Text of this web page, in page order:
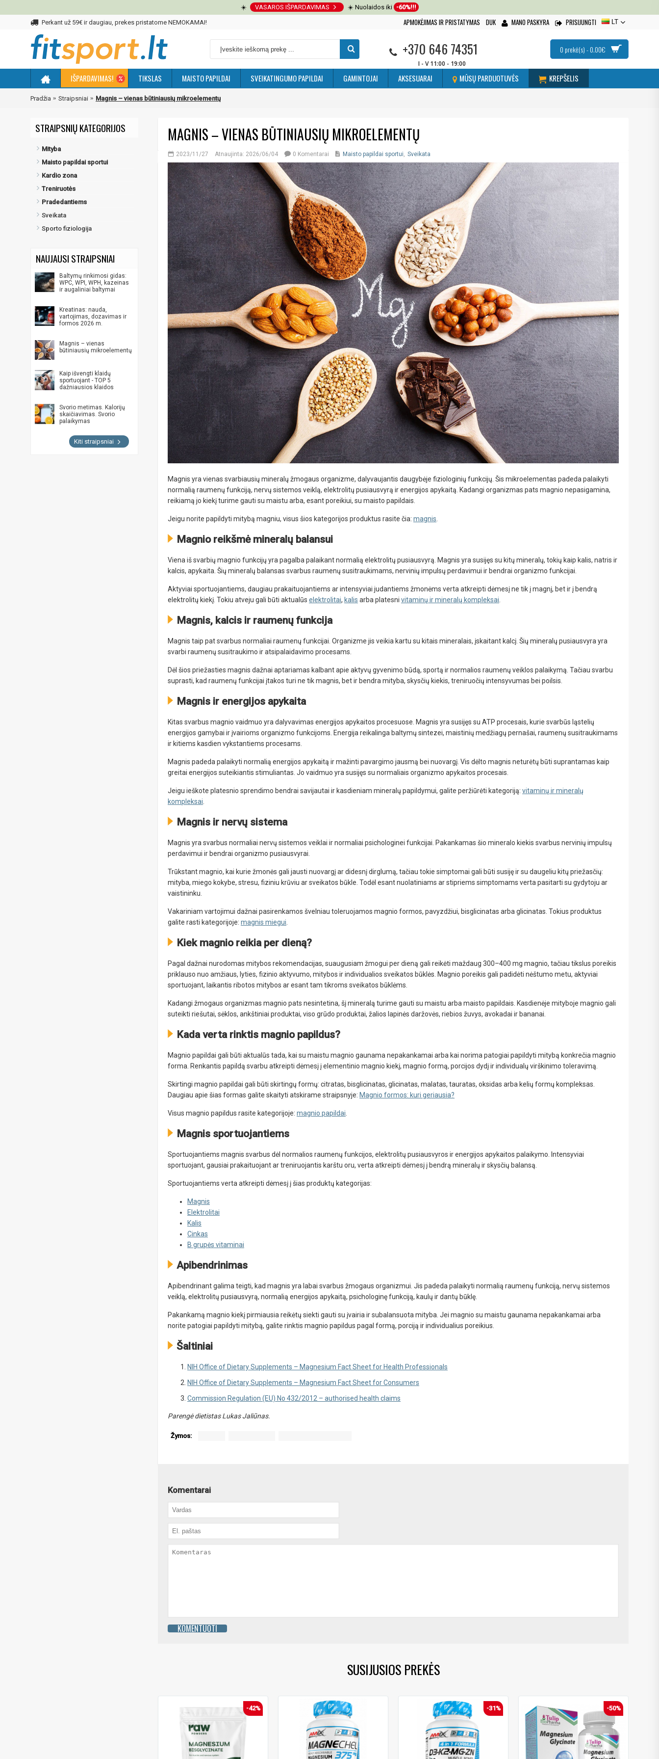
☀️ VASAROS IŠPARDAVIMAS ☀️ Nuolaidos iki -60%!!!
Perkant už 59€ ir daugiau, prekes pristatome NEMOKAMAI! APMOKĖJIMAS IR PRISTATYMAS DUK MANO PASKYRA PRISIJUNGTI LT
+370 646 74351
I - V 11:00 - 19:00
0 prekė(s) - 0.00€
IŠPARDAVIMAS! TIKSLAS MAISTO PAPILDAI SVEIKATINGUMO PAPILDAI GAMINTOJAI AKSESUARAI MŪSŲ PARDUOTUVĖS KREPŠELIS
Pradžia Straipsniai Magnis – vienas būtiniausių mikroelementų
STRAIPSNIŲ KATEGORIJOS
Mityba
Maisto papildai sportui
Kardio zona
Treniruotės
Pradedantiems
Sveikata
Sporto fiziologija
NAUJAUSI STRAIPSNIAI
Baltymų rinkimosi gidas:
WPC, WPI, WPH, kazeinas
ir augaliniai baltymai
Kreatinas: nauda,
vartojimas, dozavimas ir
formos 2026 m.
Magnis – vienas
būtiniausių mikroelementų
Kaip išvengti klaidų
sportuojant - TOP 5
dažniausios klaidos
Svorio metimas. Kalorijų
skaičiavimas. Svorio
palaikymas
Kiti straipsniai
MAGNIS – VIENAS BŪTINIAUSIŲ MIKROELEMENTŲ
2023/11/27 Atnaujinta: 2026/06/04 0 Komentarai Maisto papildai sportui, Sveikata
Magnis yra vienas svarbiausių mineralų žmogaus organizme, dalyvaujantis daugybėje fiziologinių funkcijų. Šis mikroelementas padeda palaikyti
normalią raumenų funkciją, nervų sistemos veiklą, elektrolitų pusiausvyrą ir energijos apykaitą. Kadangi organizmas pats magnio nepasigamina,
reikiamą jo kiekį turime gauti su maistu arba, esant poreikiui, su maisto papildais.
Jeigu norite papildyti mitybą magniu, visus šios kategorijos produktus rasite čia: magnis.
Magnio reikšmė mineralų balansui
Viena iš svarbių magnio funkcijų yra pagalba palaikant normalią elektrolitų pusiausvyrą. Magnis yra susijęs su kitų mineralų, tokių kaip kalis, natris ir
kalcis, apykaita. Šių mineralų balansas svarbus raumenų susitraukimams, nervinių impulsų perdavimui ir bendrai organizmo funkcijai.
Aktyviai sportuojantiems, daugiau prakaituojantiems ar intensyviai judantiems žmonėms verta atkreipti dėmesį ne tik į magnį, bet ir į bendrą
elektrolitų kiekį. Tokiu atveju gali būti aktualūs elektrolitai, kalis arba platesni vitaminų ir mineralų kompleksai.
Magnis, kalcis ir raumenų funkcija
Magnis taip pat svarbus normaliai raumenų funkcijai. Organizme jis veikia kartu su kitais mineralais, įskaitant kalcį. Šių mineralų pusiausvyra yra
svarbi raumenų susitraukimo ir atsipalaidavimo procesams.
Dėl šios priežasties magnis dažnai aptariamas kalbant apie aktyvų gyvenimo būdą, sportą ir normalios raumenų veiklos palaikymą. Tačiau svarbu
suprasti, kad raumenų funkcijai įtakos turi ne tik magnis, bet ir bendra mityba, skysčių kiekis, treniruočių intensyvumas bei poilsis.
Magnis ir energijos apykaita
Kitas svarbus magnio vaidmuo yra dalyvavimas energijos apykaitos procesuose. Magnis yra susijęs su ATP procesais, kurie svarbūs ląstelių
energijos gamybai ir įvairioms organizmo funkcijoms. Energija reikalinga baltymų sintezei, maistinių medžiagų pernašai, raumenų susitraukimams
ir kitiems kasdien vykstantiems procesams.
Magnis padeda palaikyti normalią energijos apykaitą ir mažinti pavargimo jausmą bei nuovargį. Vis dėlto magnis neturėtų būti suprantamas kaip
greitai energijos suteikiantis stimuliantas. Jo vaidmuo yra susijęs su normaliais organizmo apykaitos procesais.
Jeigu ieškote platesnio sprendimo bendrai savijautai ir kasdieniam mineralų papildymui, galite peržiūrėti kategoriją: vitaminų ir mineralų
kompleksai.
Magnis ir nervų sistema
Magnis yra svarbus normaliai nervų sistemos veiklai ir normaliai psichologinei funkcijai. Pakankamas šio mineralo kiekis svarbus nervinių impulsų
perdavimui ir bendrai organizmo pusiausvyrai.
Trūkstant magnio, kai kurie žmonės gali jausti nuovargį ar didesnį dirglumą, tačiau tokie simptomai gali būti susiję ir su daugeliu kitų priežasčių:
mityba, miego kokybe, stresu, fiziniu krūviu ar sveikatos būkle. Todėl esant nuolatiniams ar stipriems simptomams verta pasitarti su gydytoju ar
vaistininku.
Vakariniam vartojimui dažnai pasirenkamos švelniau toleruojamos magnio formos, pavyzdžiui, bisglicinatas arba glicinatas. Tokius produktus
galite rasti kategorijoje: magnis miegui.
Kiek magnio reikia per dieną?
Pagal dažnai nurodomas mitybos rekomendacijas, suaugusiam žmogui per dieną gali reikėti maždaug 300–400 mg magnio, tačiau tikslus poreikis
priklauso nuo amžiaus, lyties, fizinio aktyvumo, mitybos ir individualios sveikatos būklės. Magnio poreikis gali padidėti nėštumo metu, aktyviai
sportuojant, laikantis ribotos mitybos ar esant tam tikroms sveikatos būklėms.
Kadangi žmogaus organizmas magnio pats nesintetina, šį mineralą turime gauti su maistu arba maisto papildais. Kasdienėje mityboje magnio gali
suteikti riešutai, sėklos, ankštiniai produktai, viso grūdo produktai, žalios lapinės daržovės, riebios žuvys, avokadai ir bananai.
Kada verta rinktis magnio papildus?
Magnio papildai gali būti aktualūs tada, kai su maistu magnio gaunama nepakankamai arba kai norima patogiai papildyti mitybą konkrečia magnio
forma. Renkantis papildą svarbu atkreipti dėmesį į elementinio magnio kiekį, magnio formą, porcijos dydį ir individualų virškinimo toleravimą.
Skirtingi magnio papildai gali būti skirtingų formų: citratas, bisglicinatas, glicinatas, malatas, tauratas, oksidas arba kelių formų kompleksas.
Daugiau apie šias formas galite skaityti atskirame straipsnyje: Magnio formos: kuri geriausia?
Visus magnio papildus rasite kategorijoje: magnio papildai.
Magnis sportuojantiems
Sportuojantiems magnis svarbus dėl normalios raumenų funkcijos, elektrolitų pusiausvyros ir energijos apykaitos palaikymo. Intensyviai
sportuojant, gausiai prakaituojant ar treniruojantis karštu oru, verta atkreipti dėmesį į bendrą mineralų ir skysčių balansą.
Sportuojantiems verta atkreipti dėmesį į šias produktų kategorijas:
Magnis
Elektrolitai
Kalis
Cinkas
B grupės vitaminai
Apibendrinimas
Apibendrinant galima teigti, kad magnis yra labai svarbus žmogaus organizmui. Jis padeda palaikyti normalią raumenų funkciją, nervų sistemos
veiklą, elektrolitų pusiausvyrą, normalią energijos apykaitą, psichologinę funkciją, kaulų ir dantų būklę.
Pakankamą magnio kiekį pirmiausia reikėtų siekti gauti su įvairia ir subalansuota mityba. Jei magnio su maistu gaunama nepakankamai arba
norite patogiai papildyti mitybą, galite rinktis magnio papildus pagal formą, porciją ir individualius poreikius.
Šaltiniai
NIH Office of Dietary Supplements – Magnesium Fact Sheet for Health Professionals
NIH Office of Dietary Supplements – Magnesium Fact Sheet for Consumers
Commission Regulation (EU) No 432/2012 – authorised health claims
Parengė dietistas Lukas Jaliūnas.
Žymos:
Komentarai
KOMENTUOTI
SUSIJUSIOS PREKĖS
-42% -31% -50%
NUOLAIDA TAU!
Gauk-10%* nuolaidos kodą
apsipirkimui (daugeliui prekių) bei
dabar!
* Nuolaida taikoma gamintojams: Amix, Bigman,
nuolaidos nesumuojamos.
Sužinoti, kaip mes apsaugome ir tvarkome
Jūsų duomenis galite perskaitę mūsų